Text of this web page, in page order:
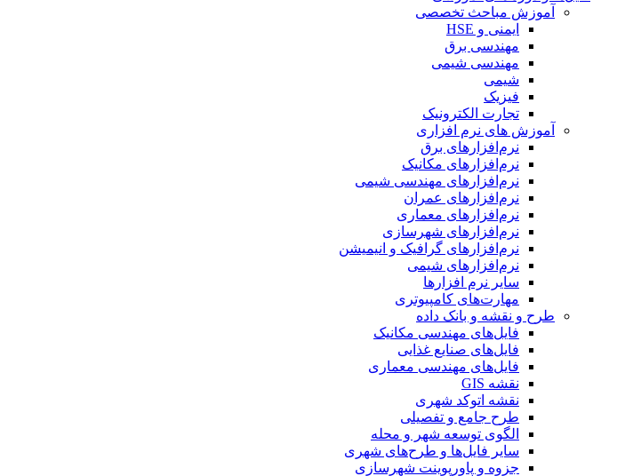
آموزش مباحث تخصصی
ایمنی و HSE
مهندسی برق
مهندسی شیمی
شیمی
فیزیک
تجارت الکترونیک
آموزش های نرم افزاری
نرم‌افزارهای برق
نرم‌افزارهای مکانیک
نرم‌افزارهای مهندسی شیمی
نرم‌افزارهای عمران
نرم‌افزارهای معماری
نرم‌افزارهای شهرسازی
نرم‌افزارهای گرافیک و انیمیشن
نرم‌افزارهای شیمی
سایر نرم افزارها
مهارت‌های کامپیوتری
طرح و نقشه و بانک داده
فایل‌های مهندسی مکانیک
فایل‌های صنایع غذایی
فایل‌های مهندسی معماری
نقشه GIS
نقشه اتوکد شهری
طرح جامع و تفصیلی
الگوی توسعه شهر و محله
سایر فایل‌ها و طرح‌های شهری
جزوه و پاورپوینت شهرسازی